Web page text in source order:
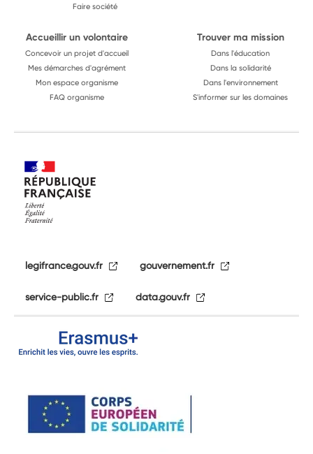
Faire société
Accueillir un volontaire
Concevoir un projet d'accueil
Mes démarches d'agrément
Mon espace organisme
FAQ organisme
Trouver ma mission
Dans l'éducation
Dans la solidarité
Dans l'environnement
S'informer sur les domaines
legifrance.gouv.fr gouvernement.fr
service-public.fr data.gouv.fr